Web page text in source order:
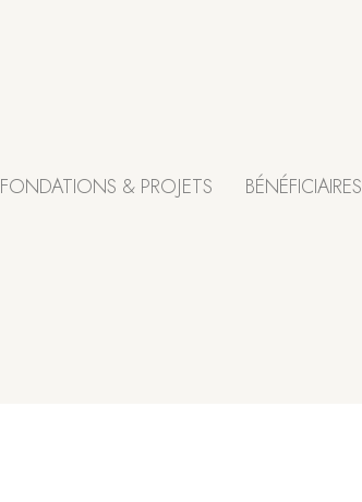
FONDATIONS & PROJETS BÉNÉFICIAIRES